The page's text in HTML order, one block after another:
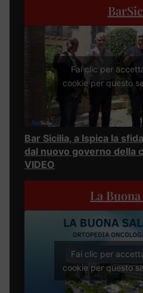
Fai clic per
cookie per questo
Bar Sicilia, a Ispica la
dal nuovo governo della
VIDEO
La
Fai clic per
cookie per questo